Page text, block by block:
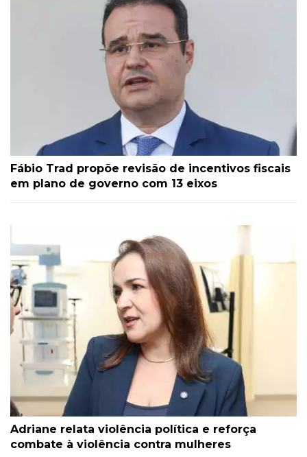
Fábio Trad propõe revisão de incentivos fiscais
em plano de governo com 13 eixos
Adriane relata violência política e reforça
combate à violência contra mulheres